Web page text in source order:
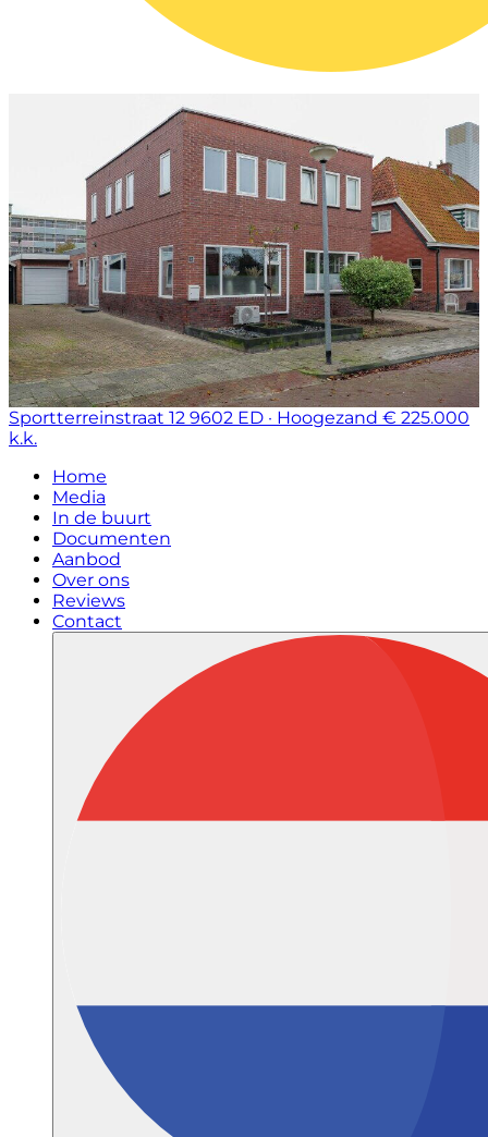
Sportterreinstraat 12 9602 ED · Hoogezand € 225.000
k.k.
Home
Media
In de buurt
Documenten
Aanbod
Over ons
Reviews
Contact